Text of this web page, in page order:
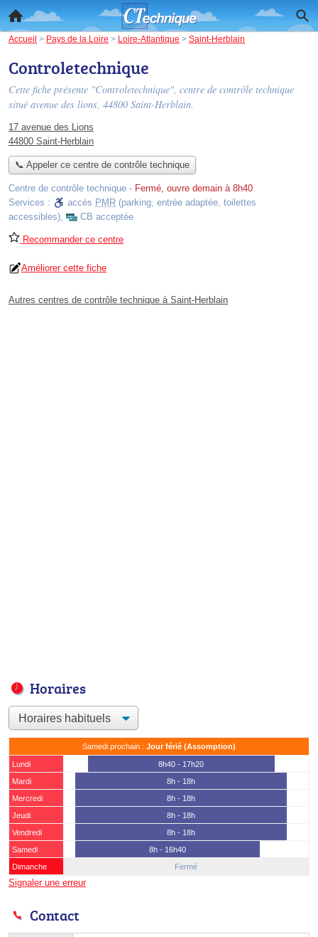
Accueil > Pays de la Loire > Loire-Atlantique > Saint-Herblain
Controletechnique
Cette fiche présente "Controletechnique", centre de contrôle technique
situé avenue des lions, 44800 Saint-Herblain.
17 avenue des Lions
44800 Saint-Herblain
📞 Appeler ce centre de contrôle technique
Centre de contrôle technique - Fermé, ouvre demain à 8h40
Services :
accès PMR (parking, entrée adaptée, toilettes
accessibles), CB acceptée
Recommander ce centre
Améliorer cette fiche
Autres centres de contrôle technique à Saint-Herblain
Horaires
Samedi prochain : Jour férié (Assomption)
Lundi
8h40 - 17h20
Mardi
8h - 18h
Mercredi
8h - 18h
Jeudi
8h - 18h
Vendredi
8h - 18h
Samedi
8h - 16h40
Dimanche
Fermé
Signaler une erreur
Contact